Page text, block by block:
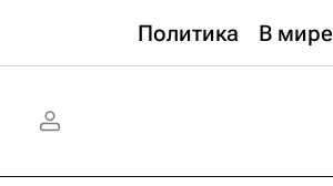
Политика В мире